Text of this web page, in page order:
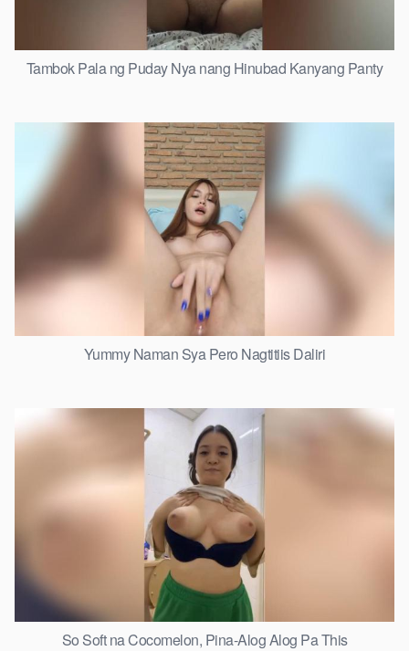
Tambok Pala ng Puday Nya nang Hinubad Kanyang Panty
Yummy Naman Sya Pero Nagtitiis Daliri
So Soft na Cocomelon, Pina-Alog Alog Pa This